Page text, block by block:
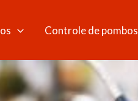
Controle de pombos